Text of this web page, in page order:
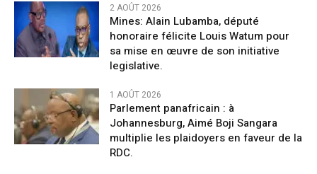
2 AOÛT 2026
Mines: Alain Lubamba, député
honoraire félicite Louis Watum pour
sa mise en œuvre de son initiative
legislative.
1 AOÛT 2026
Parlement panafricain : à
Johannesburg, Aimé Boji Sangara
multiplie les plaidoyers en faveur de la
RDC.